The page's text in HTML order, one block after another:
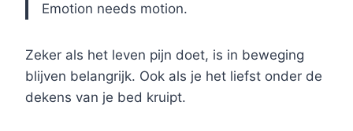
Emotion needs motion.
Zeker als het leven pijn doet, is in beweging
blijven belangrijk. Ook als je het liefst onder de
dekens van je bed kruipt.